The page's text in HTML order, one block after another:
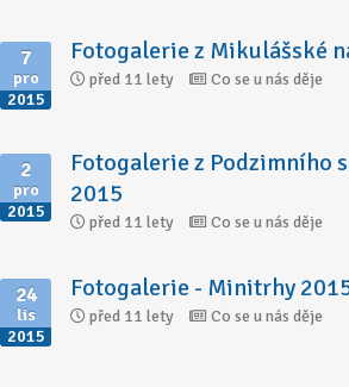
7
pro
2015
Fotogalerie z Mikulášské
před 11 lety Co se u nás děje
2
pro
2015
Fotogalerie z Podzimního
2015
před 11 lety Co se u nás děje
24
lis
2015
Fotogalerie - Minitrhy
před 11 lety Co se u nás děje